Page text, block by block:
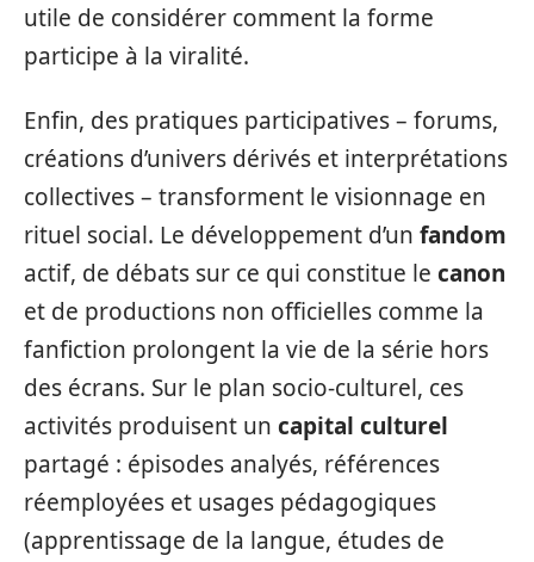
utile de considérer comment la forme
participe à la viralité.
Enfin, des pratiques participatives – forums,
créations d’univers dérivés et interprétations
collectives – transforment le visionnage en
rituel social. Le développement d’un fandom
actif, de débats sur ce qui constitue le canon
et de productions non officielles comme la
fanfiction prolongent la vie de la série hors
des écrans. Sur le plan socio-culturel, ces
activités produisent un capital culturel
partagé : épisodes analyés, références
réemployées et usages pédagogiques
(apprentissage de la langue, études de